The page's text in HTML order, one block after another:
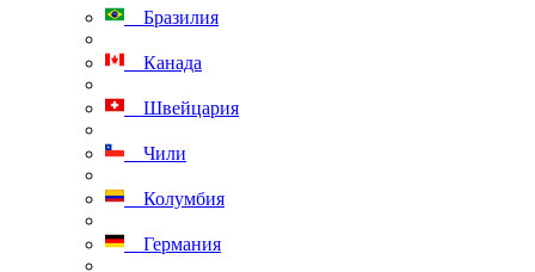
Бразилия
Канада
Швейцария
Чили
Колумбия
Германия